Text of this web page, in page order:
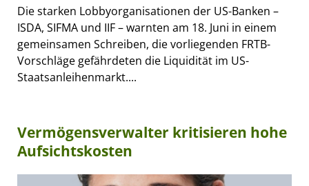
Die starken Lobbyorganisationen der US-Banken –
ISDA, SIFMA und IIF – warnten am 18. Juni in einem
gemeinsamen Schreiben, die vorliegenden FRTB-
Vorschläge gefährdeten die Liquidität im US-
Staatsanleihenmarkt....
Vermögensverwalter kritisieren hohe
Aufsichtskosten